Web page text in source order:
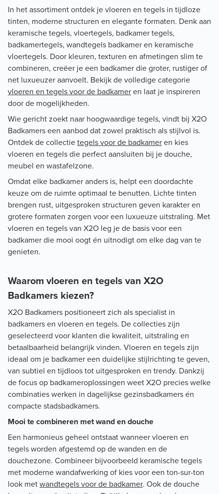
In het assortiment ontdek je vloeren en tegels in tijdloze
tinten, moderne structuren en elegante formaten. Denk aan
keramische tegels, vloertegels, badkamer tegels,
badkamertegels, wandtegels badkamer en keramische
vloertegels. Door kleuren, texturen en afmetingen slim te
combineren, creëer je een badkamer die groter, rustiger of
net luxueuzer aanvoelt. Bekijk de volledige categorie
vloeren en tegels voor de badkameren laat je inspireren
door de mogelijkheden.
Wie gericht zoekt naar hoogwaardige tegels, vindt bij X2O
Badkamers een aanbod dat zowel praktisch als stijlvol is.
Ontdek de collectietegels voor de badkameren kies
vloeren en tegels die perfect aansluiten bij je douche,
meubel en wastafelzone.
Omdat elke badkamer anders is, helpt een doordachte
keuze om de ruimte optimaal te benutten. Lichte tinten
brengen rust, uitgesproken structuren geven karakter en
grotere formaten zorgen voor een luxueuze uitstraling. Met
vloeren en tegels van X2O leg je de basis voor een
badkamer die mooi oogt én uitnodigt om elke dag van te
genieten.
Waarom vloeren en tegels van X2O
Badkamers kiezen?
X2O Badkamers positioneert zich als specialist in
badkamers en vloeren en tegels. De collecties zijn
geselecteerd voor klanten die kwaliteit, uitstraling en
betaalbaarheid belangrijk vinden. Vloeren en tegels zijn
ideaal om je badkamer een duidelijke stijlrichting te geven,
van subtiel en tijdloos tot uitgesproken en trendy. Dankzij
de focus op badkameroplossingen weet X2O precies welke
combinaties werken in dagelijkse gezinsbadkamers én
compacte stadsbadkamers.
Mooi te combineren met wand en douche
Een harmonieus geheel ontstaat wanneer vloeren en
tegels worden afgestemd op de wanden en de
douchezone. Combineer bijvoorbeeld keramische tegels
met moderne wandafwerking of kies voor een ton-sur-ton
look metwandtegels voor de badkamer. Ook de douche